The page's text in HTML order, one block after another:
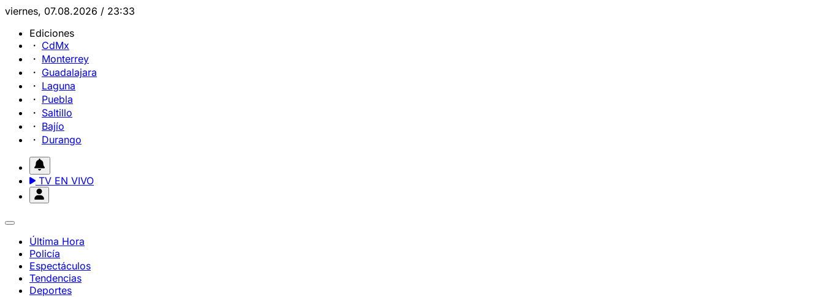
viernes, 07.08.2026 / 23:33
Ediciones
CdMx
Monterrey
Guadalajara
Laguna
Puebla
Saltillo
Bajío
Durango
TV EN VIVO
Última Hora
Policía
Espectáculos
Tendencias
Deportes